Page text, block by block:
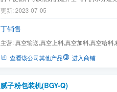
可根据设定的目标参数实现精确、定量、快
粒物料的自动灌装，适用于锂电、塑料、调
粒食品等物料。
更新: 2023-07-05
丁销售
主营:真空输送,真空上料,真空加料,真空给料
查看该公司其他产品 进入商铺
腻子粉包装机(BGY-Q)